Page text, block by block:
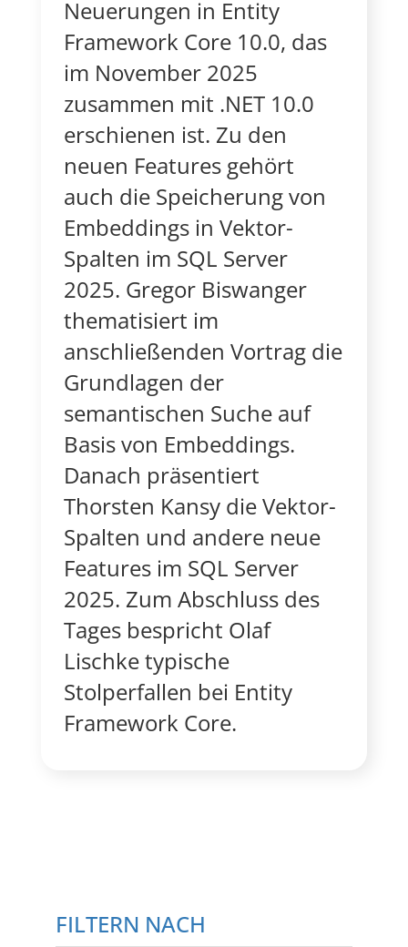
Neuerungen in Entity
Framework Core 10.0, das
im November 2025
zusammen mit .NET 10.0
erschienen ist. Zu den
neuen Features gehört
auch die Speicherung von
Embeddings in Vektor-
Spalten im SQL Server
2025. Gregor Biswanger
thematisiert im
anschließenden Vortrag die
Grundlagen der
semantischen Suche auf
Basis von Embeddings.
Danach präsentiert
Thorsten Kansy die Vektor-
Spalten und andere neue
Features im SQL Server
2025. Zum Abschluss des
Tages bespricht Olaf
Lischke typische
Stolperfallen bei Entity
Framework Core.
FILTERN NACH